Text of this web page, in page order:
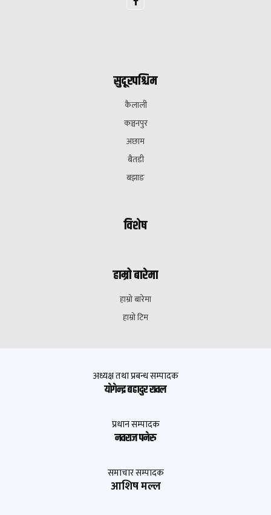
सुदूरपश्चिम
कैलाली
कञ्चनपुर
अछाम
बैतडी
बझाङ
विशेष
हाम्रो बारेमा
हाम्रो बारेमा
हाम्रो टिम
अध्यक्ष तथा प्रबन्ध सम्पादक
याेगेन्द्र बहादुर रावल
प्रधान सम्पादक
नवराज पनेरु
समाचार सम्पादक
आशिष मल्ल